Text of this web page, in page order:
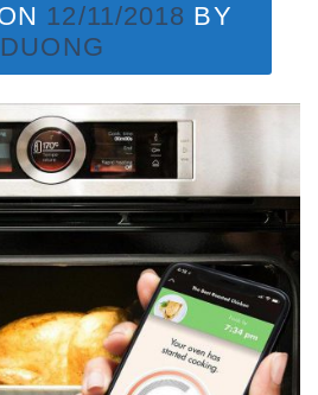
12/11/2018 BY
DUONG